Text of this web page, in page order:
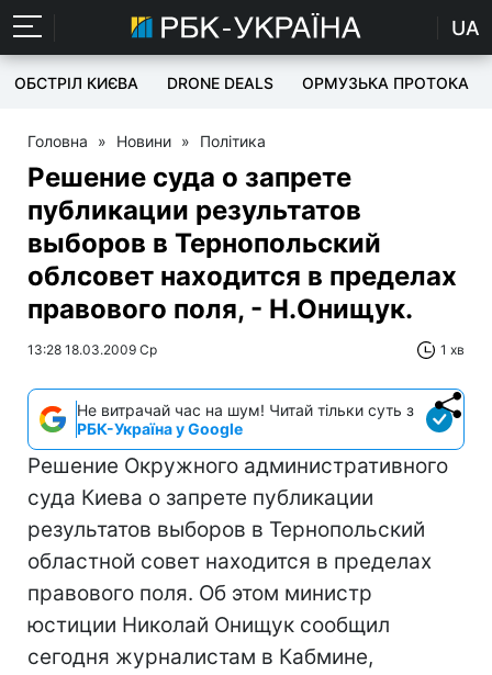
UA
ОБСТРІЛ КИЄВА DRONE DEALS ОРМУЗЬКА ПРОТОКА
Головна » Новини » Політика
Решение суда о запрете
публикации результатов
выборов в Тернопольский
облсовет находится в пределах
правового поля, - Н.Онищук.
13:28 18.03.2009 Ср 1 хв
Не витрачай час на шум! Читай тільки суть з
РБК-Україна у Google
Решение Окружного административного
суда Киева о запрете публикации
результатов выборов в Тернопольский
областной совет находится в пределах
правового поля. Об этом министр
юстиции Николай Онищук сообщил
сегодня журналистам в Кабмине,